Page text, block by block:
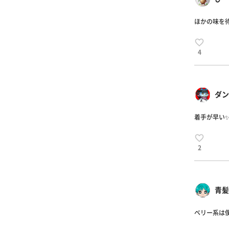
ほかの味を
4
ダ
着手が早い
2
青
ベリー系は